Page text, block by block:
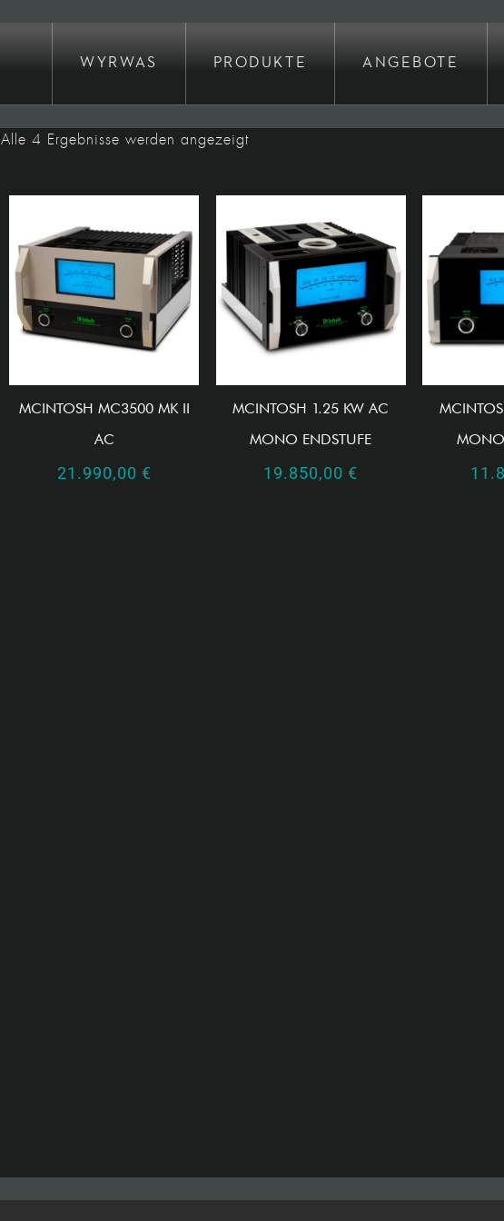
WYRWAS PRODUKTE ANGEBOTE
Alle 4 Ergebnisse werden angezeigtNach
MCINTOSH MC3500 MK II
AC
21.990,00 €
MCINTOSH 1.25 KW AC
MONO ENDSTUFE
19.850,00 €
MONO